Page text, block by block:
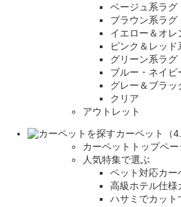
ベージュ系ラグ
ブラウン系ラグ
イエロー＆オレ
ピンク＆レッド
グリーン系ラグ
ブルー・ネイ
グレー＆ブラッ
クリア
アウトレット
カーペット（
カーペットトップペー
人気特集で選ぶ
ペット対応カー
高級ホテル仕様
ハサミでカット